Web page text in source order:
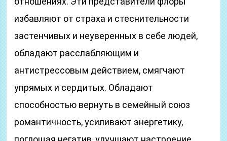
избавляют от страха и стеснительности
застенчивых и неуверенных в себе людей,
обладают расслабляющим и
антистрессовым действием, смягчают
упрямых и сердитых. Обладают
способностью вернуть в семейный союз
романтичность, усиливают энергетику,